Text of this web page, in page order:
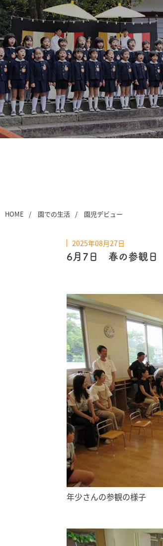
HOME 園での生活 園児デビュー
2025年08月27日
6月7日 春の参観日
年少さんの参観の様子